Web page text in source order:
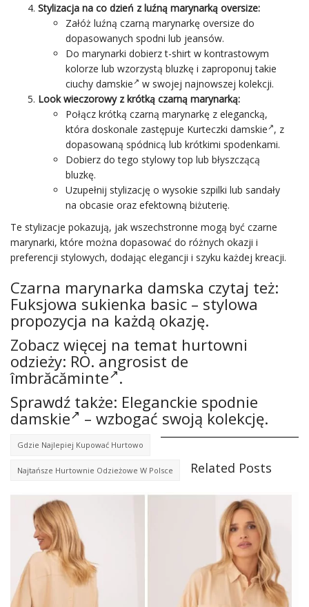
Stylizacja na co dzień z luźną marynarką oversize:
Załóż luźną czarną marynarkę oversize do
dopasowanych spodni lub jeansów.
Do marynarki dobierz t-shirt w kontrastowym
kolorze lub wzorzystą bluzkę i zaproponuj takie
ciuchy damskie
w swojej najnowszej kolekcji.
Look wieczorowy z krótką czarną marynarką:
Połącz krótką czarną marynarkę z elegancką,
która doskonale zastępuje Kurteczki damskie , z
dopasowaną spódnicą lub krótkimi spodenkami.
Dobierz do tego stylowy top lub błyszczącą
bluzkę.
Uzupełnij stylizację o wysokie szpilki lub sandały
na obcasie oraz efektowną biżuterię.
Te stylizacje pokazują, jak wszechstronne mogą być czarne
marynarki, które można dopasować do różnych okazji i
preferencji stylowych, dodając elegancji i szyku każdej kreacji.
Czarna marynarka damska czytaj też:
Fuksjowa sukienka basic – stylowa
propozycja na każdą okazję.
Zobacz więcej na temat hurtowni
odzieży: RO. angrosist de
îmbrăcăminte .
Sprawdź także: Eleganckie spodnie
damskie
– wzbogać swoją kolekcję.
Gdzie Najlepiej Kupować Hurtowo
Najtańsze Hurtownie Odzieżowe W Polsce Related Posts